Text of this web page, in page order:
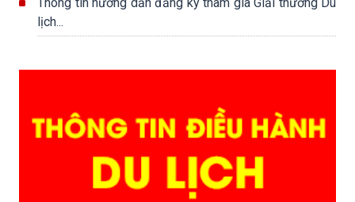
Thông tin hướng dẫn đăng ký tham gia Giải thưởng Du
lịch...